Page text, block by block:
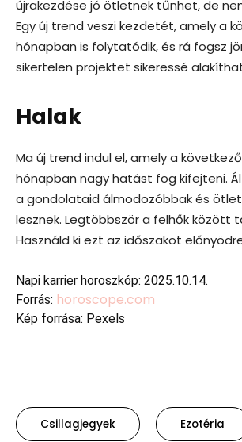
újrakezdése jó ötletnek tűnhet, de
Egy új trend veszi kezdetét, amely a
hónapban is folytatódik, és rá fogsz
sikertelen projektet sikeressé
Halak
Ma új trend indul el, amely a
hónapban nagy hatást fog kifejteni.
a gondolataid álmodozóbbak és
lesznek. Legtöbbször a felhők között
Használd ki ezt az időszakot
Napi karrier horoszkóp: 2025.10.14.
Forrás: horoscope.com
Kép forrása: Pexels
Csillagjegyek Ezotéria